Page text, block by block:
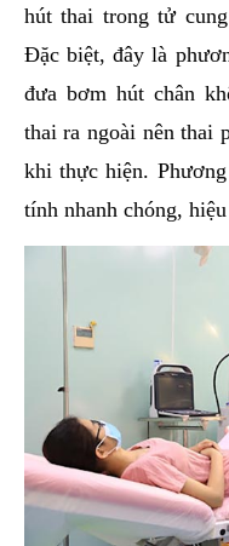
hút thai trong tử
Đặc biệt, đây là
đưa bơm hút chân
thai ra ngoài nên thai
khi thực hiện.
tính nhanh chóng,